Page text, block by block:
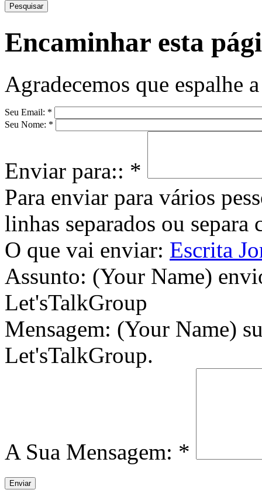
Encaminhar esta
Agradecemos que espalhe
Seu Email: *
Seu Nome: *
Enviar para:: *
Para enviar para vários
linhas separados ou
O que vai enviar: Escrita
Assunto: (Your Name)
Let'sTalkGroup
Mensagem: (Your Name)
Let'sTalkGroup.
A Sua Mensagem: *